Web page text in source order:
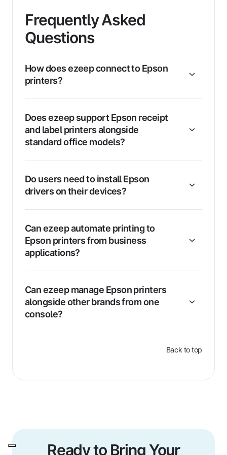
Frequently Asked
Questions
How does ezeep connect to Epson
printers?
Does ezeep support Epson receipt
and label printers alongside
standard office models?
Do users need to install Epson
drivers on their devices?
Can ezeep automate printing to
Epson printers from business
applications?
Can ezeep manage Epson printers
alongside other brands from one
console?
Back to top
Ready to Bring Your